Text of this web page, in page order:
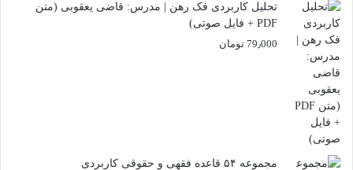
تحلیل کاربردی فک رهن | مدرس: قاضی یعقوبی (متن
PDF + فایل صوتی)
79٫000 تومان
مجموعه ۵۴ قاعده فقهی و حقوقی کاربردی